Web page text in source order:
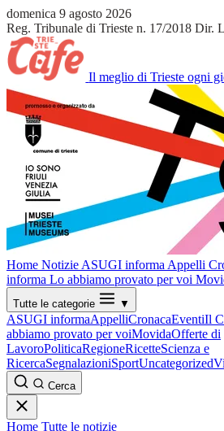
domenica 9 agosto 2026
Reg. Tribunale di Trieste n. 17/2018 Dir.
Il meglio di Trieste ogni
Home Notizie ASUGI informa Appelli
informa Lo abbiamo provato per voi
Tutte le categorie ▼
ASUGI informaAppelliCronacaEventiIl
abbiamo provato per voiMovidaOfferte di
LavoroPoliticaRegioneRicetteScienza e
RicercaSegnalazioniSportUncategorized
Cerca
Home Tutte le notizie